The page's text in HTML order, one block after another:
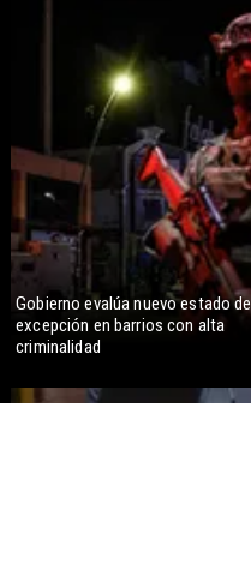
Gobierno evalúa nuevo estado de
excepción en barrios con alta
criminalidad